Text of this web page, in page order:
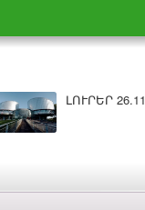
ԼՈՒՐԵՐ 25.11.2025